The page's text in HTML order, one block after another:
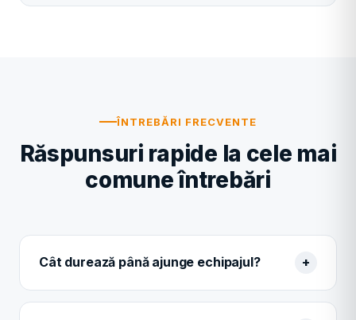
ÎNTREBĂRI FRECVENTE
Răspunsuri rapide la cele mai
comune întrebări
Cât durează până ajunge echipajul? +